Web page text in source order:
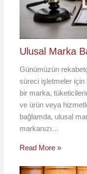
Ulusal Marka
Günümüzün
süreci işletmeler için
bir marka,
ve ürün veya
bağlamda, ulusal
markanızı…
Read More »